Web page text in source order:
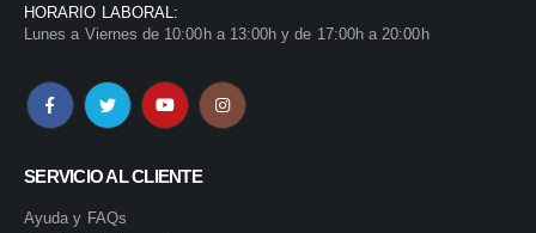
HORARIO LABORAL:
Lunes a Viernes de 10:00h a 13:00h y de 17:00h a 20:00h
SERVICIO AL CLIENTE
Ayuda y FAQs